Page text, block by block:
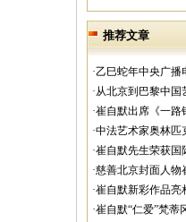
推荐文章
·乙巳蛇年中央广
·从北京到巴黎中
·崔自默出席《一
·中法艺术家奥林匹
·崔自默先生荣获国
·慈善北京封面人物
·崔自默新彩作品亮
·崔自默“仁爱”梵蒂